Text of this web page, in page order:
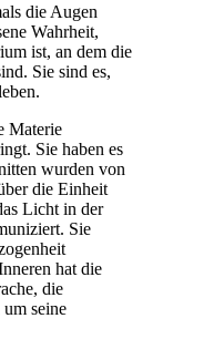
die Augen
Wahrheit,
ist, an dem die
Sie sind es,
Materie
Sie haben es
wurden von
die Einheit
Licht in der
Sie
hat die
die
seine